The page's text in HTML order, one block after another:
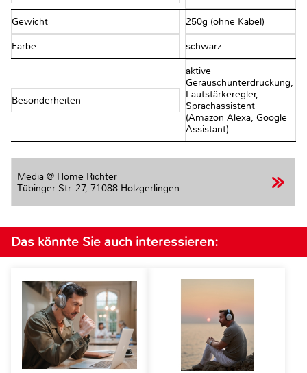
Gewicht 250g (ohne Kabel)
Farbe schwarz
Besonderheiten
aktive
Geräuschunterdrückung,
Lautstärkeregler,
Sprachassistent
(Amazon Alexa, Google
Assistant)
Media @ Home Richter
Tübinger Str. 27, 71088 Holzgerlingen
Das könnte Sie auch interessieren: